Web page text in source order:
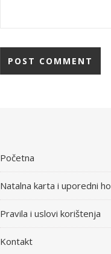
Početna
Natalna karta i uporedni
Pravila i uslovi korištenja
Kontakt